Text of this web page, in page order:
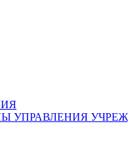
УПРАВЛЕНИЯ